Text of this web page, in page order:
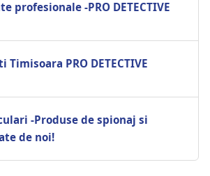
profesionale -PRO DETECTIVE
PRO DETECTIVE
-Produse de spionaj si
de noi!